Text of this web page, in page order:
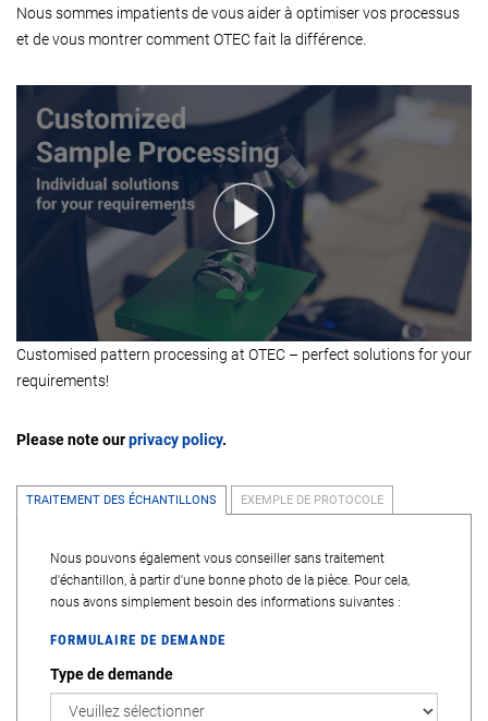
Nous sommes impatients de vous aider à optimiser vos processus
et de vous montrer comment OTEC fait la différence.
Customised pattern processing at OTEC – perfect solutions for your
requirements!
Please note ourprivacy policy.
TRAITEMENT DES ÉCHANTILLONS EXEMPLE DE PROTOCOLE
Nous pouvons également vous conseiller sans traitement
d'échantillon, à partir d'une bonne photo de la pièce. Pour cela,
nous avons simplement besoin des informations suivantes :
FORMULAIRE DE DEMANDE
Type de demande